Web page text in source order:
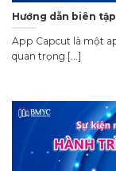
Hướng dẫn biên
App Capcut là một
quan trọng [...]